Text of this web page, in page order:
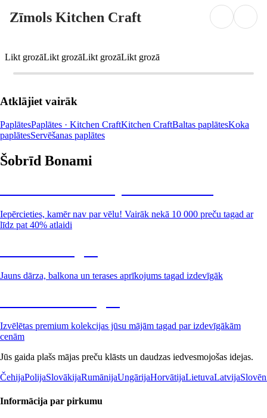
Zīmols Kitchen Craft
Likt grozāLikt grozāLikt grozāLikt grozā
Atklājiet vairāk
PaplātesPaplātes · Kitchen CraftKitchen CraftBaltas paplātesKoka
paplātesServēšanas paplātes
Šobrīd Bonami
Iepērcieties, kamēr nav par vēlu! Vairāk nekā 10 000 preču tagad ar
līdz pat 40% atlaidi
Jauns dārza, balkona un terases aprīkojums tagad izdevīgāk
Izvēlētas premium kolekcijas jūsu mājām tagad par izdevīgākām
cenām
Jūs gaida plašs mājas preču klāsts un daudzas iedvesmojošas idejas.
ČehijaPolijaSlovākijaRumānijaUngārijaHorvātijaLietuvaLatvija
Informācija par pirkumu